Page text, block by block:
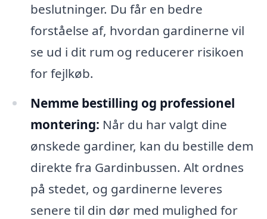
beslutninger. Du får en bedre
forståelse af, hvordan gardinerne vil
se ud i dit rum og reducerer risikoen
for fejlkøb.
Nemme bestilling og professionel
montering: Når du har valgt dine
ønskede gardiner, kan du bestille dem
direkte fra Gardinbussen. Alt ordnes
på stedet, og gardinerne leveres
senere til din dør med mulighed for